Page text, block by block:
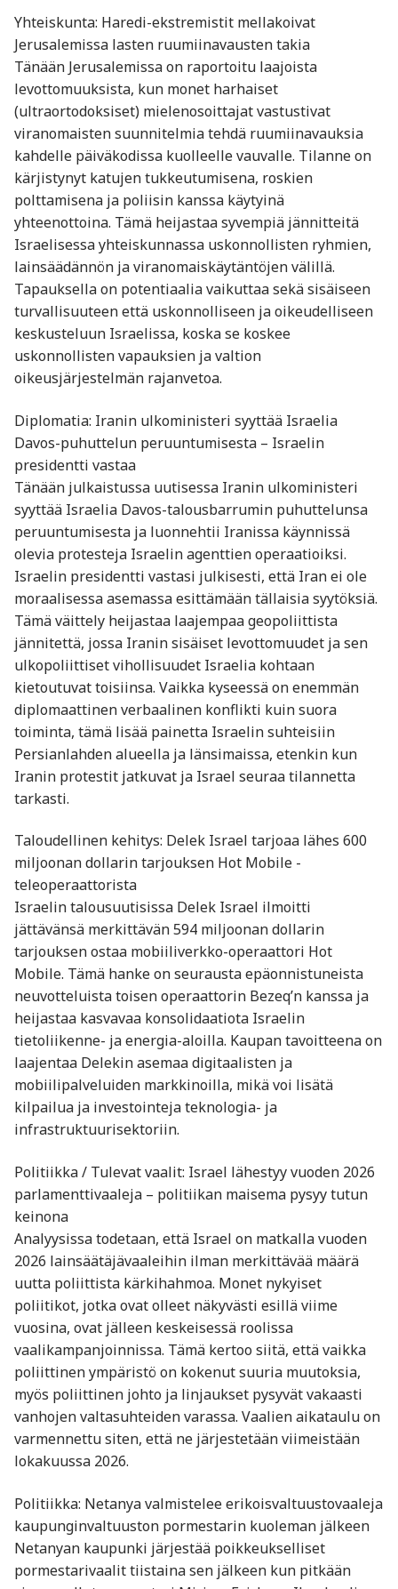
Yhteiskunta: Haredi-ekstremistit mellakoivat
Jerusalemissa lasten ruumiinavausten takia
Tänään Jerusalemissa on raportoitu laajoista
levottomuuksista, kun monet harhaiset
(ultraortodoksiset) mielenosoittajat vastustivat
viranomaisten suunnitelmia tehdä ruumiinavauksia
kahdelle päiväkodissa kuolleelle vauvalle. Tilanne on
kärjistynyt katujen tukkeutumisena, roskien
polttamisena ja poliisin kanssa käytyinä
yhteenottoina. Tämä heijastaa syvempiä jännitteitä
Israeli­sessa yhteiskunnassa uskonnollisten ryhmien,
lainsäädännön ja viranomaiskäytäntöjen välillä.
Tapauksella on potentiaalia vaikuttaa sekä sisäiseen
turvallisuuteen että uskonnolliseen ja oikeudelliseen
keskusteluun Israelissa, koska se koskee
uskonnollisten vapauksien ja valtion
oikeusjärjestelmän rajanvetoa.
Diplomatia: Iranin ulkoministeri syyttää Israelia
Davos-puhuttelun peruuntumisesta – Israelin
presidentti vastaa
Tänään julkaistussa uutisessa Iranin ulkoministeri
syyttää Israelia Davos-talousbarrumin puhuttelunsa
peruuntumisesta ja luonnehtii Iranissa käynnissä
olevia protesteja Israelin agenttien operaatioiksi.
Israelin presidentti vastasi julkisesti, että Iran ei ole
moraalisessa asemassa esittämään tällaisia syytöksiä.
Tämä väittely heijastaa laajempaa geopoliittista
jännitettä, jossa Iranin sisäiset levottomuudet ja sen
ulkopoliittiset vihollisuudet Israelia kohtaan
kietoutuvat toisiinsa. Vaikka kyseessä on enemmän
diplomaattinen verbaalinen konflikti kuin suora
toiminta, tämä lisää painetta Israelin suhteisiin
Persianlahden alueella ja länsimaissa, etenkin kun
Iranin protestit jatkuvat ja Israel seuraa tilannetta
tarkasti.
Taloudellinen kehitys: Delek Israel tarjoaa lähes 600
miljoonan dollarin tarjouksen Hot Mobile -
teleoperaattorista
Israelin talousuutisissa Delek Israel ilmoitti
jättävänsä merkittävän 594 miljoonan dollarin
tarjouksen ostaa mobiiliverkko-operaattori Hot
Mobile. Tämä hanke on seurausta epäonnistuneista
neuvotteluista toisen operaattorin Bezeq’n kanssa ja
heijastaa kasvavaa konsolidaatiota Israelin
tietoliikenne- ja energia-aloilla. Kaupan tavoitteena on
laajentaa Delekin asemaa digitaalisten ja
mobiilipalveluiden markkinoilla, mikä voi lisätä
kilpailua ja investointeja teknologia- ja
infrastruktuurisektoriin.
Politiikka / Tulevat vaalit: Israel lähestyy vuoden 2026
parlamenttivaaleja – politiikan maisema pysyy tutun
keinona
Analyysissa todetaan, että Israel on matkalla vuoden
2026 lainsäätäjävaaleihin ilman merkittävää määrä
uutta poliittista kärkihahmoa. Monet nykyiset
poliitikot, jotka ovat olleet näkyvästi esillä viime
vuosina, ovat jälleen keskeisessä roolissa
vaalikampanjoinnissa. Tämä kertoo siitä, että vaikka
poliittinen ympäristö on kokenut suuria muutoksia,
myös poliittinen johto ja linjaukset pysyvät vakaasti
vanhojen valtasuhteiden varassa. Vaalien aikataulu on
varmennettu siten, että ne järjestetään viimeistään
lokakuussa 2026.
Politiikka: Netanya valmistelee erikoisvaltuustovaaleja
kaupunginvaltuuston pormestarin kuoleman jälkeen
Netanyan kaupunki järjestää poikkeukselliset
pormestarivaalit tiistaina sen jälkeen kun pitkään